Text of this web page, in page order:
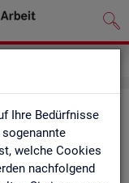
Ihre Bedürfnisse
welche Cookies
nachfolgend
zu tre­ten!